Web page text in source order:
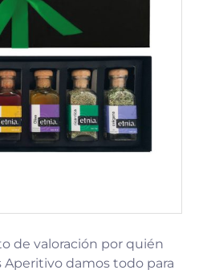
de valoración por quién
Aperitivo damos todo para